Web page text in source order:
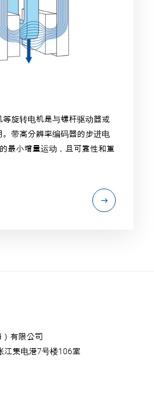
等旋转电机是与螺杆驱动器或
带高分辨率编码器的步进电
最小增量运动，且可靠性和重
有限公司
江集电港7号楼106室